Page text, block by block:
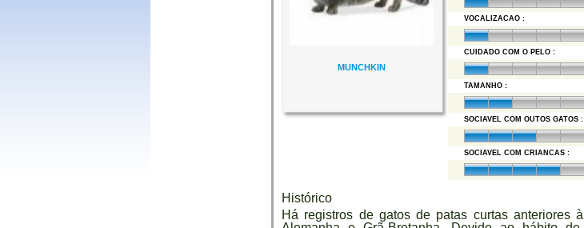
MUNCHKIN
VOCALIZACAO :
CUIDADO COM O PELO :
TAMANHO :
SOCIAVEL COM OUTOS GATOS :
SOCIAVEL COM CRIANCAS :
Histórico
Há registros de gatos de patas curtas anteriores